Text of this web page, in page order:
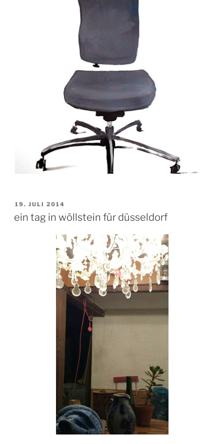
VERÖFFENTLICHT
AM
19. JULI 2014
ein tag in wöllstein für düsseldorf